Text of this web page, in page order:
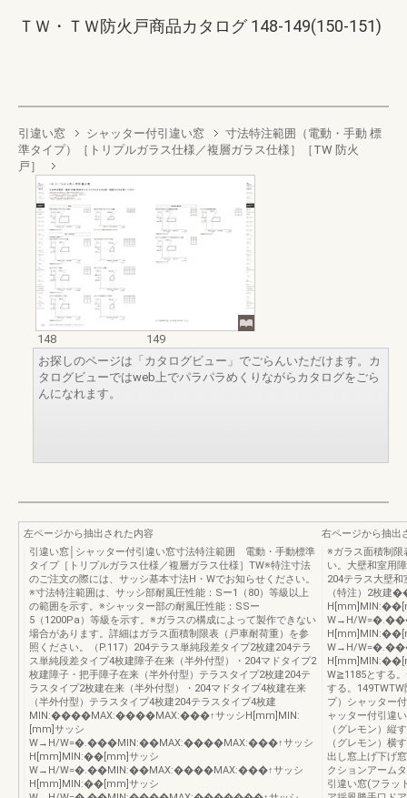
ＴＷ・ＴＷ防火戸商品カタログ 148-149(150-151)
引違い窓 シャッター付引違い窓
寸法特注範囲（電動・手動 標
準タイプ）［トリプルガラス仕様／複層ガラス仕様］［TW 防火
戸］
148
149
お探しのページは「カタログビュー」でごらんいただけます。カ
タログビューではweb上でパラパラめくりながらカタログをごら
んになれます。
左ページから抽出された内容
引違い窓│シャッター付引違い窓寸法特注範囲 電動・手動標準
タイプ［トリプルガラス仕様／複層ガラス仕様］TW※特注寸法
のご注文の際には、サッシ基本寸法H・Wでお知らせください。
※寸法特注範囲は、サッシ部耐風圧性能：Sー1（80）等級以上
の範囲を示す。※シャッター部の耐風圧性能：SSー
5（1200Pa）等級を示す。※ガラスの構成によって製作できない
場合があります。詳細はガラス面積制限表（戸車耐荷重）を参
照ください。（P.117）204テラス単純段差タイプ2枚建204テラ
ス単純段差タイプ4枚建障子在来（半外付型）・204マドタイプ2
枚建障子・把手障子在来（半外付型）テラスタイプ2枚建204テ
ラスタイプ2枚建在来（半外付型）・204マドタイプ4枚建在来
（半外付型）テラスタイプ4枚建204テラスタイプ4枚建
MIN:����MAX:����MAX:���↑サッシH[mm]MIN:
[mm]サッシ
W→H/W=�.���MIN:��MAX:����MAX:���↑サッシ
H[mm]MIN:��[mm]サッシ
W→H/W=�.��MIN:��MAX:����MAX:���↑サッシ
H[mm]MIN:��[mm]サッシ
右ページから抽出
※ガラス面積制限
い。大壁和室用
204テラス大壁
（特注）2枚
W→H/
W→H/
W≧1185とする
する。
プ）シャッター
ャッター付引違
（グレモン）縦
（グレモン）横
出し窓上げ下げ
クションアーム
引違い窓(フラッ